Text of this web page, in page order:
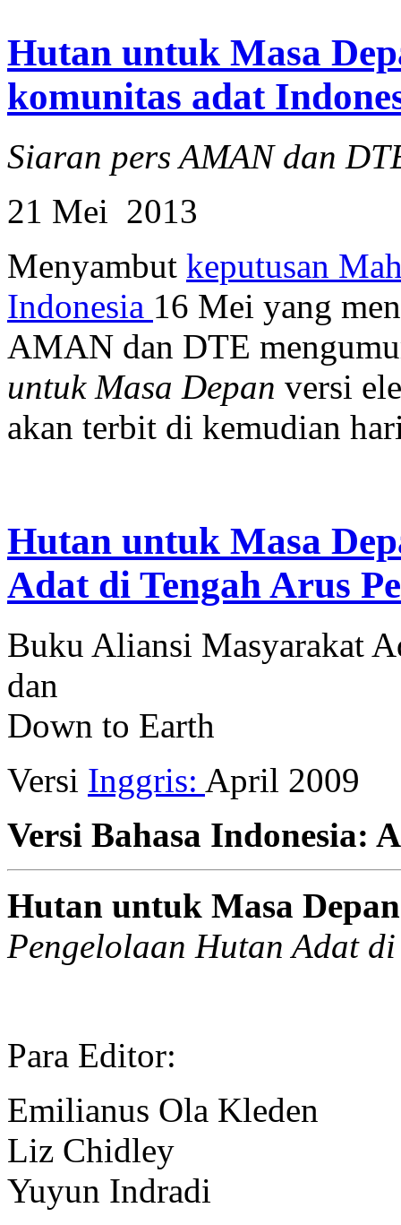
Hutan untuk Masa
komunitas adat
Siaran pers AMAN dan
21 Mei 2013
Menyambut keputusan
Indonesia 16 Mei yang
AMAN dan DTE
untuk Masa Depan versi
akan terbit di kemudian
Hutan untuk Masa
Adat di Tengah Arus
Buku Aliansi Masyarakat
dan
Down to Earth
Versi Inggris: April 2009
Versi Bahasa Indonesia:
Hutan untuk Masa Depan
Pengelolaan Hutan Adat
Para Editor:
Emilianus Ola Kleden
Liz Chidley
Yuyun Indradi